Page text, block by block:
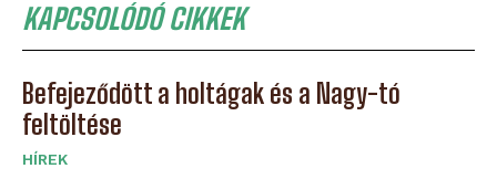
KAPCSOLÓDÓ CIKKEK
Befejeződött a holtágak és a Nagy-tó
feltöltése
HÍREK